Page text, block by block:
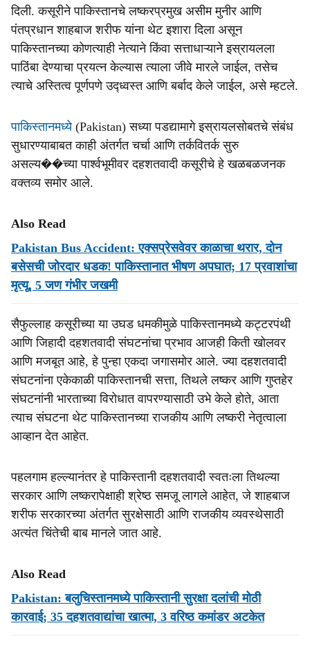
दिली. कसूरीने पाकिस्तानचे लष्करप्रमुख असीम मुनीर आणि
पंतप्रधान शाहबाज शरीफ यांना थेट इशारा दिला असून
पाकिस्तानच्या कोणत्याही नेत्याने किंवा सत्ताधाऱ्याने इस्रायलला
पाठिंबा देण्याचा प्रयत्न केल्यास त्याला जीवे मारले जाईल, तसेच
त्याचे अस्तित्व पूर्णपणे उद्ध्वस्त आणि बर्बाद केले जाईल, असे म्हटले.
पाकिस्तानमध्ये(Pakistan) सध्या पडद्यामागे इस्रायलसोबतचे संबंध
सुधारण्याबाबत काही अंतर्गत चर्चा आणि तर्कवितर्क सुरु
असल्य��च्या पार्श्वभूमीवर दहशतवादी कसूरीचे हे खळबळजनक
वक्तव्य समोर आले.
Also Read
Pakistan Bus Accident: एक्सप्रेसवेवर काळाचा थरार, दोन
बसेसची जोरदार धडक! पाकिस्तानात भीषण अपघात; 17 प्रवाशांचा
मृत्यू, 5 जण गंभीर जखमी
सैफुल्लाह कसूरीच्या या उघड धमकीमुळे पाकिस्तानमध्ये कट्टरपंथी
आणि जिहादी दहशतवादी संघटनांचा प्रभाव आजही किती खोलवर
आणि मजबूत आहे, हे पुन्हा एकदा जगासमोर आले. ज्या दहशतवादी
संघटनांना एकेकाळी पाकिस्तानची सत्ता, तिथले लष्कर आणि गुप्तहेर
संघटनांनी भारताच्या विरोधात वापरण्यासाठी उभे केले होते, आता
त्याच संघटना थेट पाकिस्तानच्या राजकीय आणि लष्करी नेतृत्वाला
आव्हान देत आहेत.
पहलगाम हल्ल्यानंतर हे पाकिस्तानी दहशतवादी स्वतःला तिथल्या
सरकार आणि लष्करापेक्षाही श्रेष्ठ समजू लागले आहेत, जे शाहबाज
शरीफ सरकारच्या अंतर्गत सुरक्षेसाठी आणि राजकीय व्यवस्थेसाठी
अत्यंत चिंतेची बाब मानले जात आहे.
Also Read
Pakistan: बलुचिस्तानमध्ये पाकिस्तानी सुरक्षा दलांची मोठी
कारवाई; 35 दहशतवाद्यांचा खात्मा, 3 वरिष्ठ कमांडर अटकेत